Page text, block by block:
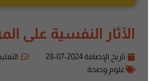
الآثار النفسية على
تاريخ الإضافة2024-07-28
علوم وصحة